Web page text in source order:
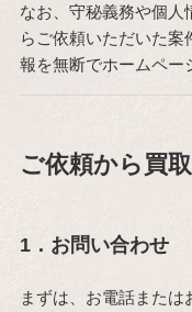
なお、守秘義務や個人
らご依頼いただいた
報を無断でホームペー
ご依頼から買
1．お問い合わせ
まずは、お電話また